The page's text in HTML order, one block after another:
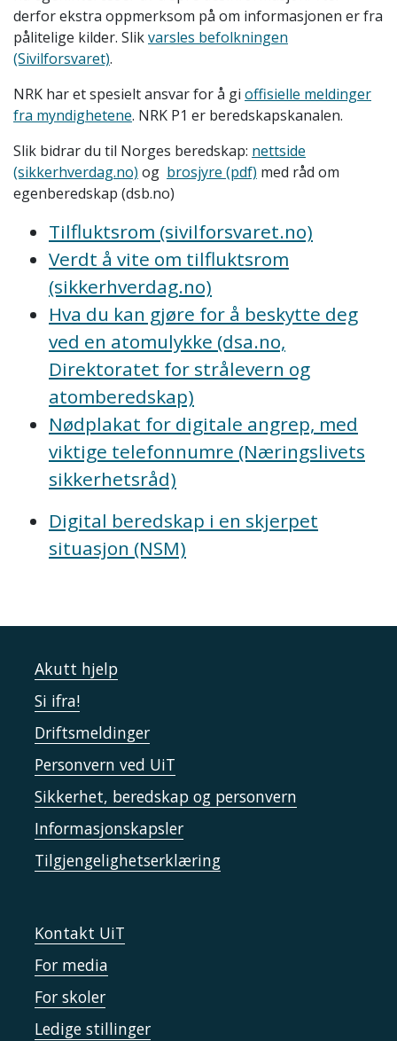
derfor ekstra oppmerksom på om informasjonen er fra
pålitelige kilder. Slikvarsles befolkningen
(Sivilforsvaret).
NRK har et spesielt ansvar for å gi offisielle meldinger
fra myndighetene. NRK P1 er beredskapskanalen.
Slik bidrar du til Norges beredskap: nettside
(sikkerhverdag.no) og brosjyre (pdf) med råd om
egenberedskap (dsb.no)
Tilfluktsrom (sivilforsvaret.no)
Verdt å vite om tilfluktsrom
(sikkerhverdag.no)
Hva du kan gjøre for å beskytte deg
ved en atomulykke (dsa.no,
Direktoratet for strålevern og
atomberedskap)
Nødplakat for digitale angrep, med
viktige telefonnumre (Næringslivets
sikkerhetsråd)
Digital beredskap i en skjerpet
situasjon (NSM)
Akutt hjelp
Si ifra!
Driftsmeldinger
Personvern ved UiT
Sikkerhet, beredskap og personvern
Informasjonskapsler
Tilgjengelighetserklæring
Kontakt UiT
For media
For skoler
Ledige stillinger